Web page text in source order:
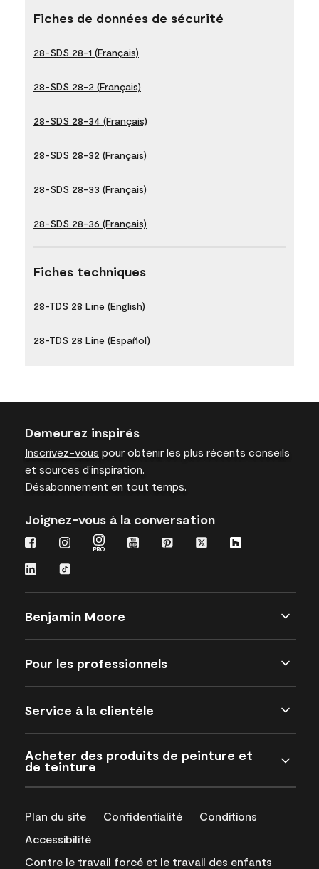
Fiches de données de sécurité
28-SDS 28-1 (Français)
28-SDS 28-2 (Français)
28-SDS 28-34 (Français)
28-SDS 28-32 (Français)
28-SDS 28-33 (Français)
28-SDS 28-36 (Français)
Fiches techniques
28-TDS 28 Line (English)
28-TDS 28 Line (Español)
Demeurez inspirés
Inscrivez-vous pour obtenir les plus récents conseils
et sources d’inspiration.
Désabonnement en tout temps.
Joignez-vous à la conversation
Benjamin Moore
Pour les professionnels
Service à la clientèle
Acheter des produits de peinture et
de teinture
Plan du site Confidentialité
Conditions
Accessibilité
Contre le travail forcé et le travail des enfants